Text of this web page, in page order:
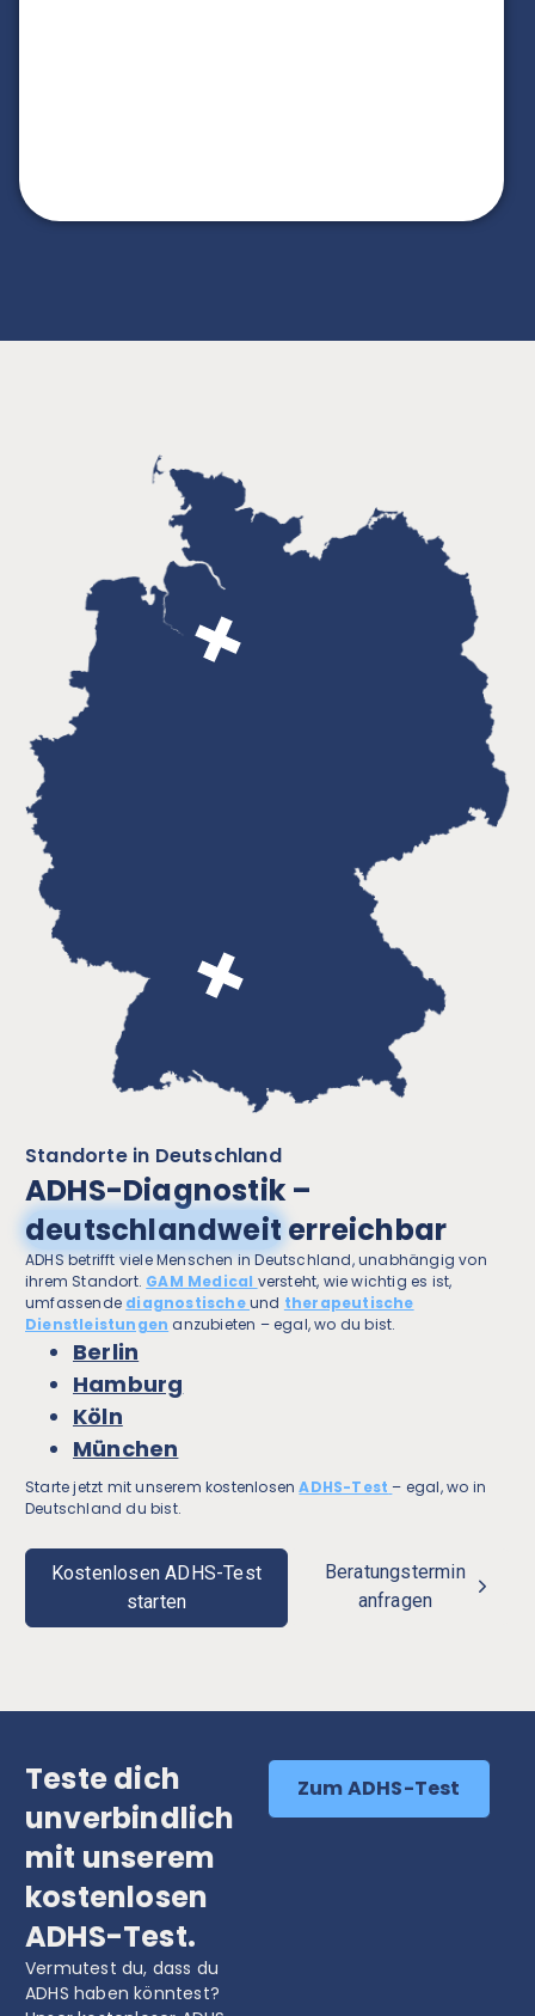
Standorte in Deutschland
ADHS-Diagnostik –
deutschlandweit erreichbar
ADHS betrifft viele Menschen in Deutschland, unabhängig von
ihrem Standort. GAM Medical versteht, wie wichtig es ist,
umfassende diagnostischeund therapeutische
Dienstleistungen anzubieten – egal, wo du bist.
Berlin
Hamburg
Köln
München
Starte jetzt mit unserem kostenlosenADHS-Test – egal, wo in
Deutschland du bist.
Kostenlosen ADHS-Test
starten
Beratungstermin
anfragen
Teste dich
unverbindlich
mit unserem
kostenlosen
ADHS-Test.
Vermutest du, dass du
ADHS haben könntest?
Zum ADHS-Test